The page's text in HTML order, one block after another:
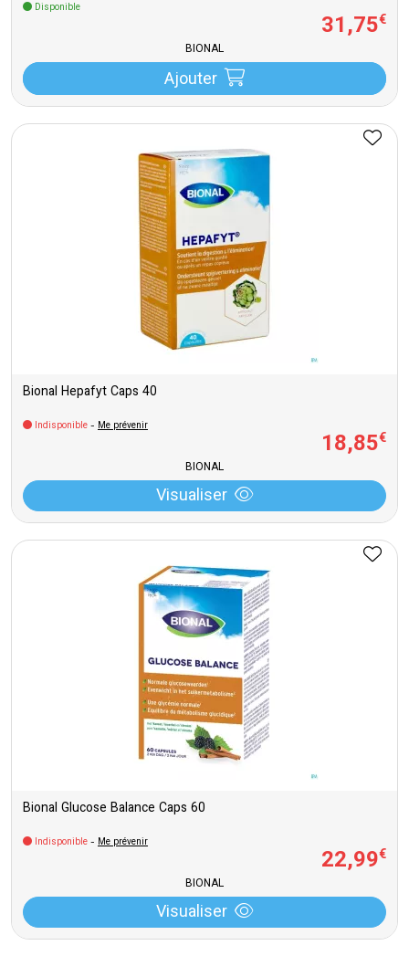
Disponible
31,75€
BIONAL
Ajouter
Bional Hepafyt Caps 40
Indisponible - Me prévenir
18,85€
BIONAL
Visualiser
Bional Glucose Balance Caps 60
Indisponible - Me prévenir
22,99€
BIONAL
Visualiser